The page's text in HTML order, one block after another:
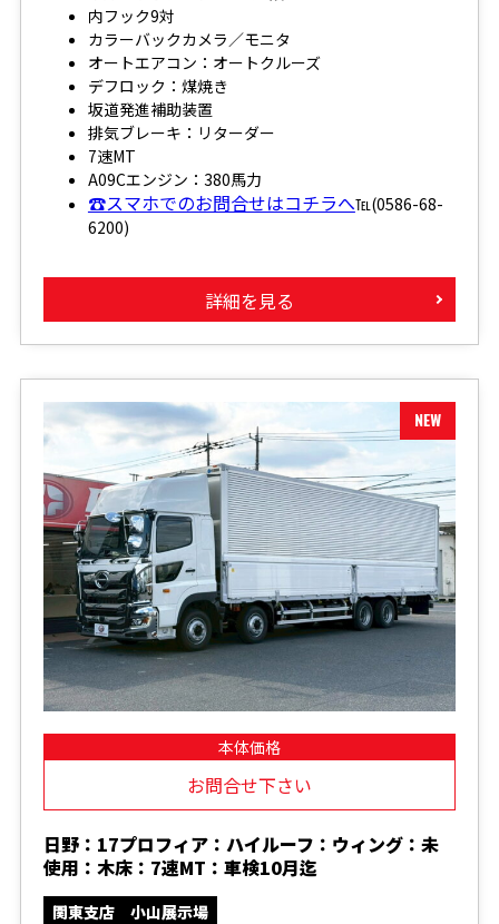
内フック9対
カラーバックカメラ／モニタ
オートエアコン：オートクルーズ
デフロック：煤焼き
坂道発進補助装置
排気ブレーキ：リターダー
7速MT
A09Cエンジン：380馬力
☎スマホでのお問合せはコチラへ℡(0586-68-
6200)
詳細を見る
本体価格
お問合せ下さい
日野：17プロフィア：ハイルーフ：ウィング：未
使用：木床：7速MT：車検10月迄
関東支店 小山展示場